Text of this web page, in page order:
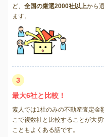
ど、 全国の厳選2000社以上から
ます。
3
最大6社と比較！
素人では1社のみの不動産査定金
こで複数社と比較することが大
こともよくある話です。